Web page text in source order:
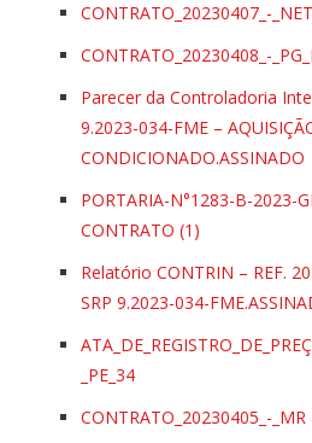
CONTRATO_20230407_-
CONTRATO_20230408_-
Parecer da Controladoria
9.2023-034-FME –
CONDICIONADO.ASSINADO
PORTARIA-N°1283-B-2023-
CONTRATO (1)
Relatório CONTRIN – REF.
SRP 9.2023-034-
_PE_34
CONTRATO_20230405_-_MR